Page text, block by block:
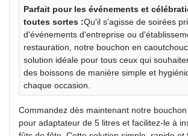
Parfait pour les événements et
toutes sortes :Qu'il s'agisse de soirées
d'événements d'entreprise ou
restauration, notre bouchon en
solution idéale pour tous ceux qui
des boissons de manière simple et
chaque occasion.
Commandez dès maintenant notre
pour adaptateur de 5 litres et facilitez-le à